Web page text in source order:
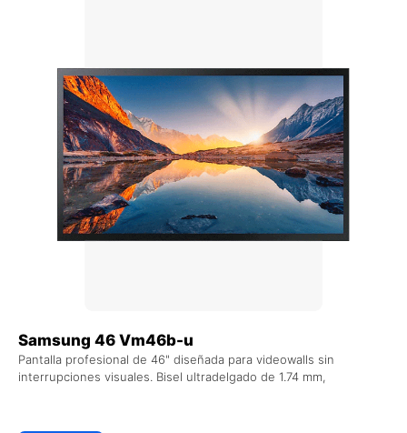
Samsung 46 Vm46b-u
Pantalla profesional de 46" diseñada para videowalls sin
interrupciones visuales. Bisel ultradelgado de 1.74 mm,